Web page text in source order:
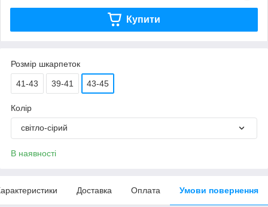
Купити
Розмір шкарпеток
41-43 39-41 43-45
Колір
світло-сірий
В наявності
Доставка Оплата Умови повернення